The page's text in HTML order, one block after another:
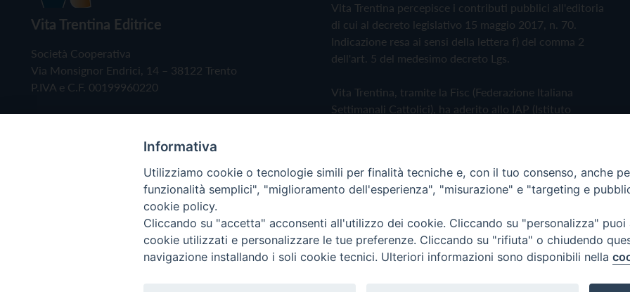
Vita Trentina Editrice
Società Cooperativa
Via Monsignor Endrici, 14 – 38122 Trento
P.IVA e C.F. 00199960220
Vita Trentina percepisce i contributi pubblici all'editoria
di cui al decreto legislativo 15 maggio 2017, n. 70.
Indicazione resa ai sensi della lettera f) del comma 2
dell'art. 5 del medesimo decreto Lgs.
Vita Trentina, tramite la Fisc (Federazione Italiana
Settimanali Cattolici), ha aderito allo IAP (Istituto
Privacy Policy Cookie Policy
Copyright © 2019 - Tutti i diritti riservati - Vita Trentina Editrice
Informativa
Utilizziamo cookie o tecnologie simili per finalità tecniche e, con il tuo consenso, anche
funzionalità semplici", "miglioramento dell'esperienza", "misurazione" e "targeting e
cookie policy.
Cliccando su "accetta" acconsenti all'utilizzo dei cookie. Cliccando su "personalizza"
cookie utilizzati e personalizzare le tue preferenze. Cliccando su "rifiuta" o chiudendo
navigazione installando i soli cookie tecnici. Ulteriori informazioni sono disponibili nella